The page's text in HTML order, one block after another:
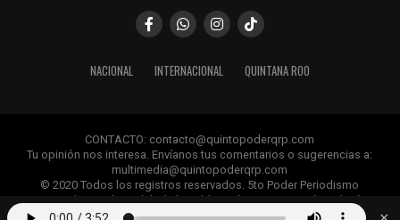
NACIONAL INTERNACIONAL QUINTANA ROO
CONTACTO: contacto@quintopoderqrp.com
Tu opinión nos interesa. Envíanos tus comentarios o sugerencias a:
multimedia@quintopoderqrp.com
© 2020 Todos los registros reservados. 5to Poder Periodismo
ConSentido Queda prohibida la publicación, retransmisión, edición y
cualquier uso de los contenidos sin permiso previo.